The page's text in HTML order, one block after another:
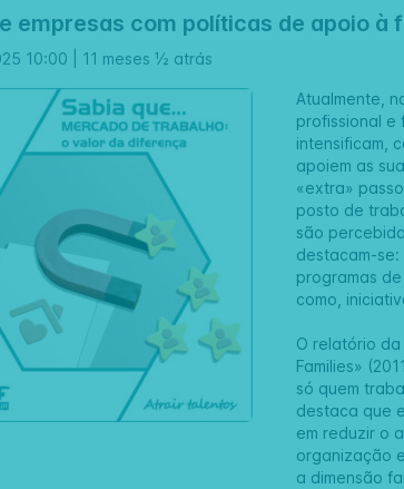
empresas com políticas de apoio
10:00 | 11 meses ½ atrás
Atualmente,
profissional e
intensificam,
apoiem as
«extra»
posto de
são
destacam-se:
programas
como,
O relatório
Families»
só quem
destaca que
em reduzir o
organização
a dimensão